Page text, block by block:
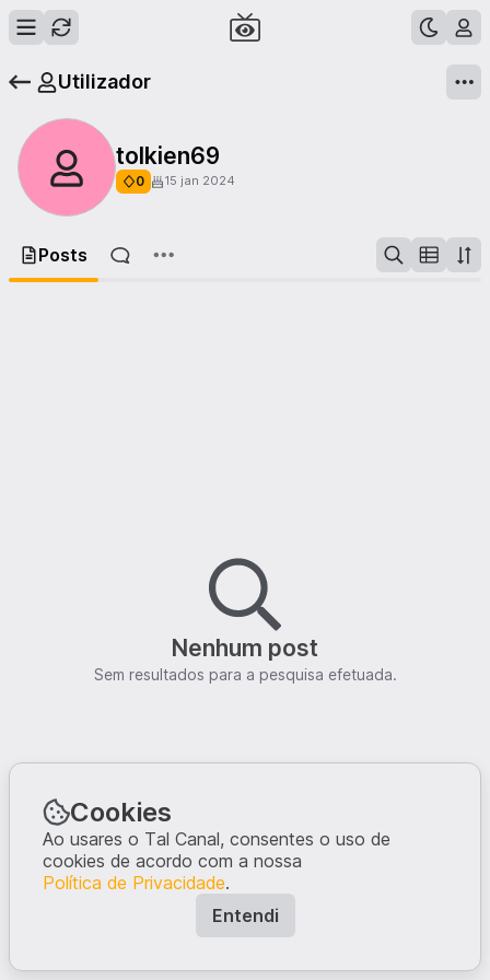
Utilizador
tolkien69
0 15 jan 2024
Posts
Nenhum post
Sem resultados para a pesquisa efetuada.
Cookies
Ao usares o Tal Canal, consentes o uso de
cookies de acordo com a nossa
Política de Privacidade.
Entendi